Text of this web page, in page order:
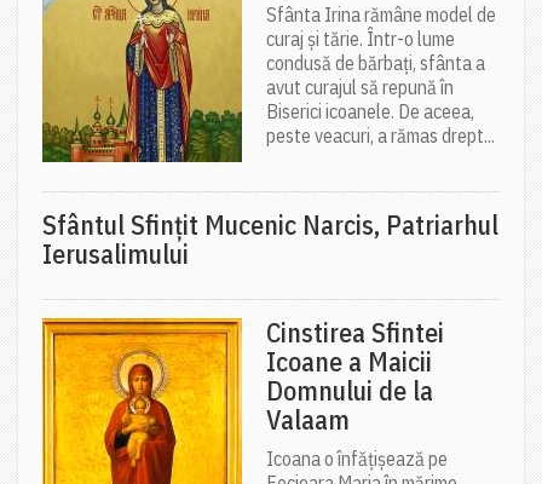
Sfânta Irina rămâne model de
curaj și tărie. Într-o lume
condusă de bărbați, sfânta a
avut curajul să repună în
Biserici icoanele. De aceea,
peste veacuri, a rămas drept...
Sfântul Sfinţit Mucenic Narcis, Patriarhul
Ierusalimului
Cinstirea Sfintei
Icoane a Maicii
Domnului de la
Valaam
Icoana o înfățișează pe